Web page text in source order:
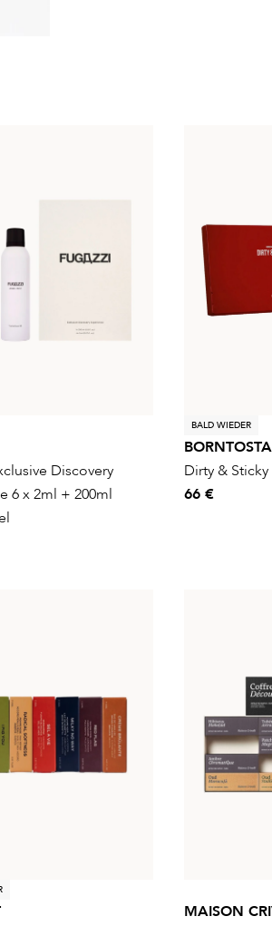
Discovery
6 x 2ml + 200ml
BALD WIEDER
Dirty &
66 €
MAISON